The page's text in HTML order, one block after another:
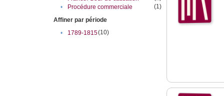
•
Procédure commerciale
(1)
Affiner par période
•
1789-1815(10)